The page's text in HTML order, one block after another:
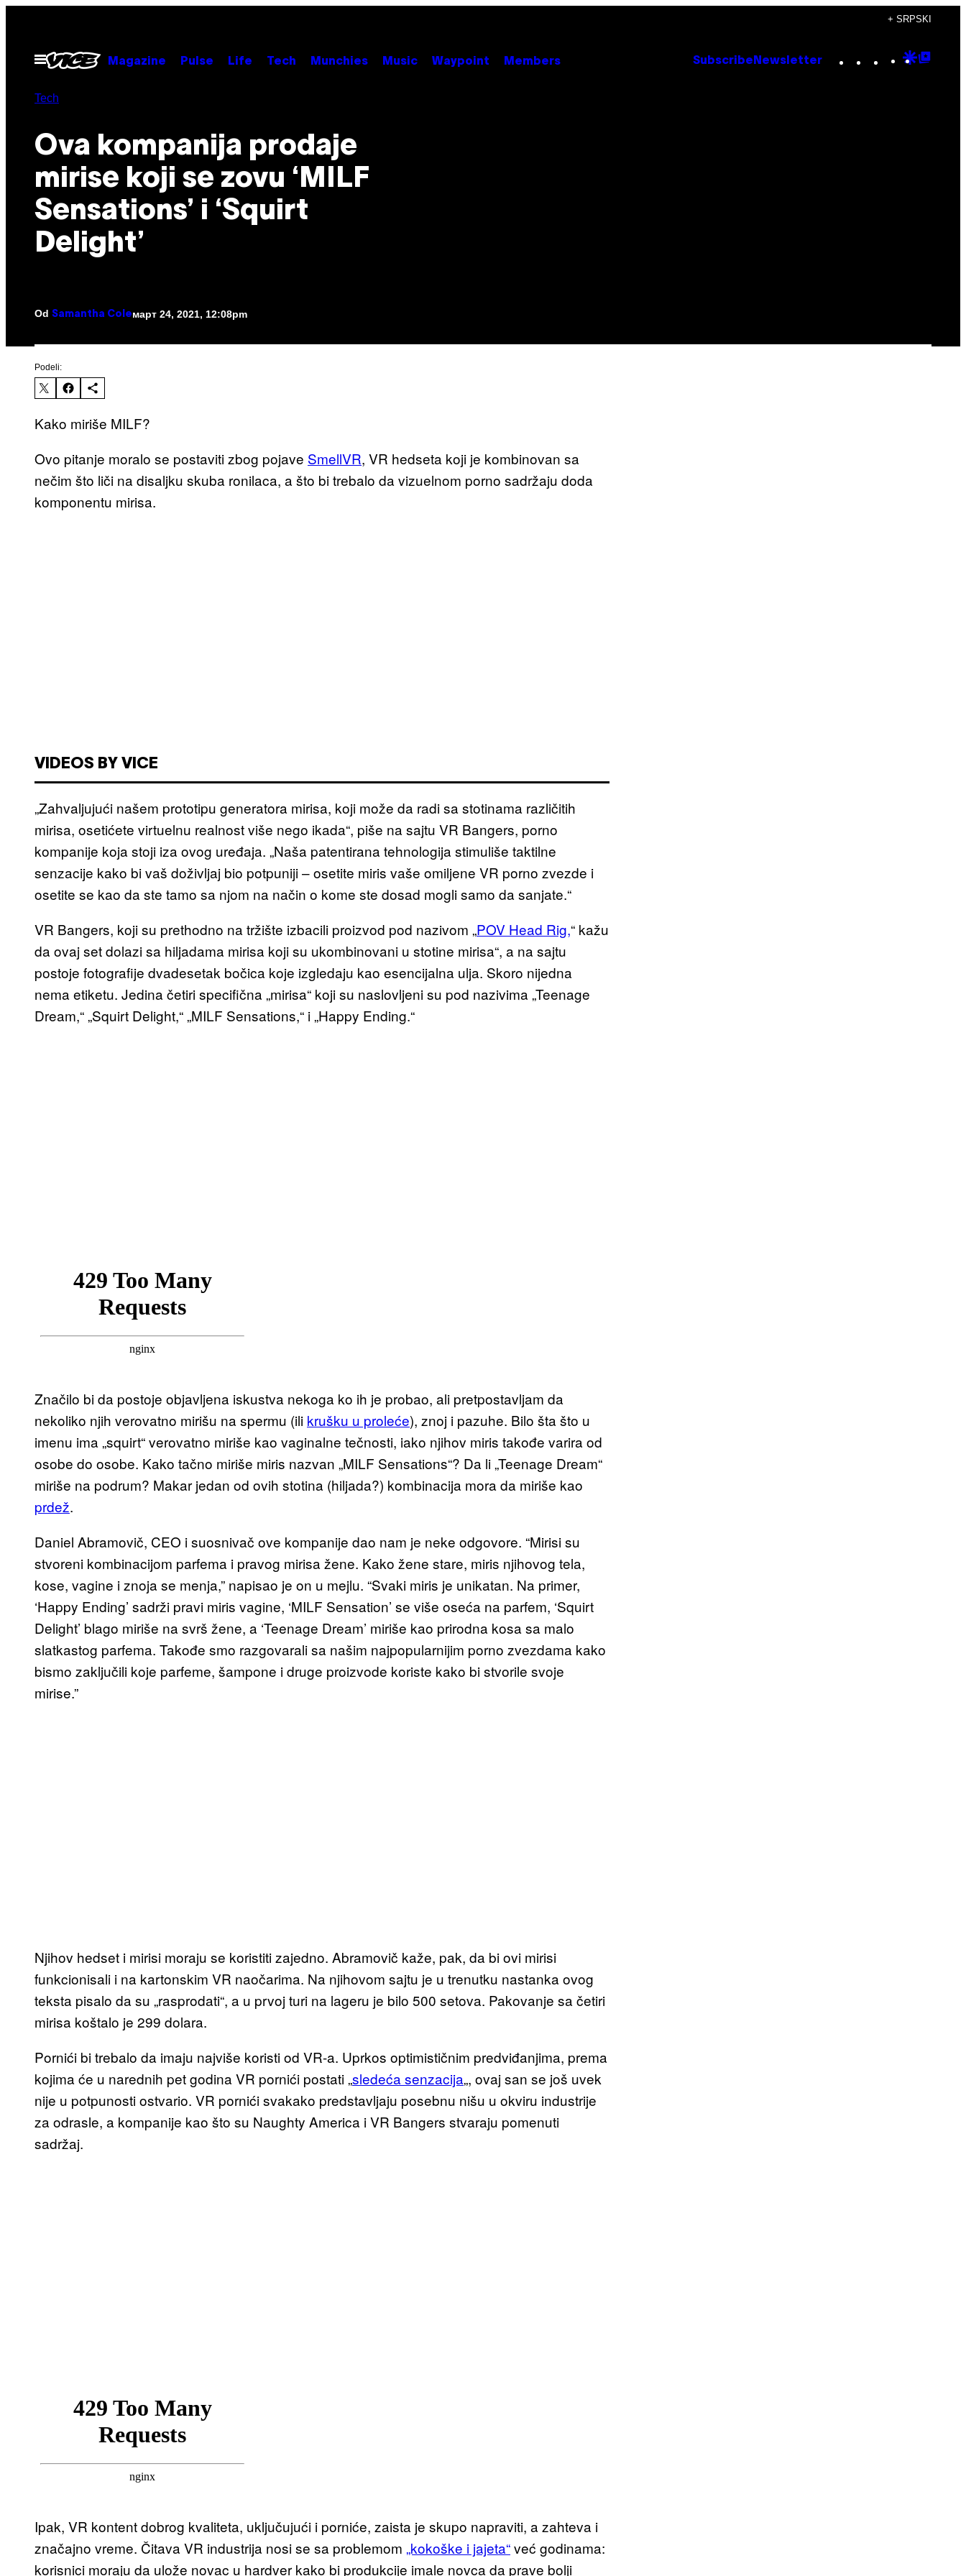
садржај
+ SRPSKI
Otvori
Meni
Magazine Pulse Life Tech Munchies Music Waypoint Members Subscribe Newsletter Instagram
TikTok
YouTube
Google
Tech
Ova kompanija prodaje
mirise koji se zovu ‘MILF
Sensations’ i ‘Squirt
Delight’
Od Samantha Coleмарт 24, 2021, 12:08pm
Podeli:
Kako miriše MILF?
Ovo pitanje moralo se postaviti zbog pojave SmellVR, VR hedseta koji je kombinovan sa
nečim što liči na disaljku skuba ronilaca, a što bi trebalo da vizuelnom porno sadržaju doda
komponentu mirisa.
VIDEOS BY VICE
„Zahvaljujući našem prototipu generatora mirisa, koji može da radi sa stotinama različitih
mirisa, osetićete virtuelnu realnost više nego ikada“, piše na sajtu VR Bangers, porno
kompanije koja stoji iza ovog uređaja. „Naša patentirana tehnologija stimuliše taktilne
senzacije kako bi vaš doživljaj bio potpuniji – osetite miris vaše omiljene VR porno zvezde i
osetite se kao da ste tamo sa njom na način o kome ste dosad mogli samo da sanjate.“
VR Bangers, koji su prethodno na tržište izbacili proizvod pod nazivom „POV Head Rig,“ kažu
da ovaj set dolazi sa hiljadama mirisa koji su ukombinovani u stotine mirisa“, a na sajtu
postoje fotografije dvadesetak bočica koje izgledaju kao esencijalna ulja. Skoro nijedna
nema etiketu. Jedina četiri specifična „mirisa“ koji su naslovljeni su pod nazivima „Teenage
Dream,“ „Squirt Delight,“ „MILF Sensations,“ i „Happy Ending.“
Značilo bi da postoje objavljena iskustva nekoga ko ih je probao, ali pretpostavljam da
nekoliko njih verovatno mirišu na spermu (ili krušku u proleće), znoj i pazuhe. Bilo šta što u
imenu ima „squirt“ verovatno miriše kao vaginalne tečnosti, iako njihov miris takođe varira od
osobe do osobe. Kako tačno miriše miris nazvan „MILF Sensations“? Da li „Teenage Dream“
miriše na podrum? Makar jedan od ovih stotina (hiljada?) kombinacija mora da miriše kao
prdež.
Daniel Abramovič, CEO i suosnivač ove kompanije dao nam je neke odgovore. “Mirisi su
stvoreni kombinacijom parfema i pravog mirisa žene. Kako žene stare, miris njihovog tela,
kose, vagine i znoja se menja,” napisao je on u mejlu. “Svaki miris je unikatan. Na primer,
‘Happy Ending’ sadrži pravi miris vagine, ‘MILF Sensation’ se više oseća na parfem, ‘Squirt
Delight’ blago miriše na svrš žene, a ‘Teenage Dream’ miriše kao prirodna kosa sa malo
slatkastog parfema. Takođe smo razgovarali sa našim najpopularnijim porno zvezdama kako
bismo zaključili koje parfeme, šampone i druge proizvode koriste kako bi stvorile svoje
mirise.”
Njihov hedset i mirisi moraju se koristiti zajedno. Abramovič kaže, pak, da bi ovi mirisi
funkcionisali i na kartonskim VR naočarima. Na njihovom sajtu je u trenutku nastanka ovog
teksta pisalo da su „rasprodati“, a u prvoj turi na lageru je bilo 500 setova. Pakovanje sa četiri
mirisa koštalo je 299 dolara.
Pornići bi trebalo da imaju najviše koristi od VR-a. Uprkos optimističnim predviđanjima, prema
kojima će u narednih pet godina VR pornići postati „sledeća senzacija„, ovaj san se još uvek
nije u potpunosti ostvario. VR pornići svakako predstavljaju posebnu nišu u okviru industrije
za odrasle, a kompanije kao što su Naughty America i VR Bangers stvaraju pomenuti
sadržaj.
Ipak, VR kontent dobrog kvaliteta, uključujući i porniće, zaista je skupo napraviti, a zahteva i
značajno vreme. Čitava VR industrija nosi se sa problemom „kokoške i jajeta“već godinama:
korisnici moraju da ulože novac u hardver kako bi produkcije imale novca da prave bolji